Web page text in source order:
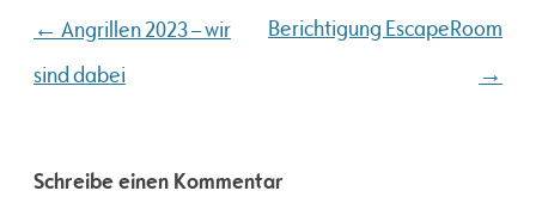
Beitragsnavigation
← Angrillen 2023 – wir
sind dabei
Berichtigung EscapeRoom
→
Schreibe einen Kommentar